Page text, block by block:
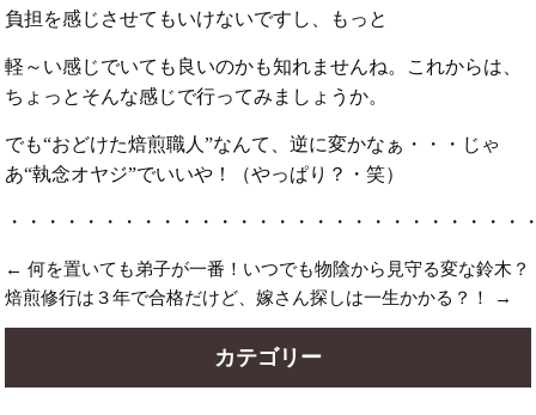
負担を感じさせてもいけないですし、もっと
軽～い感じでいても良いのかも知れませんね。これからは、
ちょっとそんな感じで行ってみましょうか。
でも“おどけた焙煎職人”なんて、逆に変かなぁ・・・じゃ
あ“執念オヤジ”でいいや！（やっぱり？・笑）
・・・・・・・・・・・・・・・・・・・・・・・・・・
←何を置いても弟子が一番！いつでも物陰から見守る変な鈴木？
焙煎修行は３年で合格だけど、嫁さん探しは一生かかる？！
→
カテゴリー